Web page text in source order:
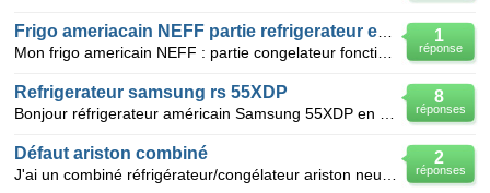
1
réponse
8
réponses
Refrigerateur samsung rs 55XDP
2
réponses
Défaut ariston combiné